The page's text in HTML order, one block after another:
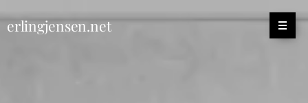
erlingjensen.net